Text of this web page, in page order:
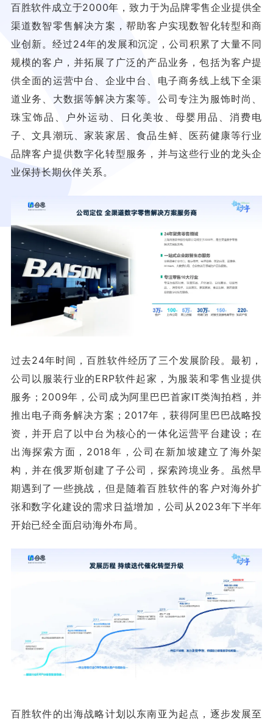
百胜软件成立于2000年，致力于为品牌零售企业提供全
渠道数智零售解决方案，帮助客户实现数智化转型和商
业创新。经过24年的发展和沉淀，公司积累了大量不同
规模的客户，并拓展了广泛的产品业务，包括为客户提
供全面的运营中台、企业中台、电子商务线上线下全渠
道业务、大数据等解决方案等。公司专注为服饰时尚、
珠宝饰品、户外运动、日化美妆、母婴用品、消费电
子、文具潮玩、家装家居、食品生鲜、医药健康等行业
品牌客户提供数字化转型服务，并与这些行业的龙头企
业保持长期伙伴关系。
过去24年时间，百胜软件经历了三个发展阶段。最初，
公司以服装行业的ERP软件起家，为服装和零售业提供
服务；2009年，公司成为阿里巴巴首家IT类淘拍档，并
推出电子商务解决方案；2017年，获得阿里巴巴战略投
资，并开启了以中台为核心的一体化运营平台建设；在
出海探索方面，2018年，公司在新加坡建立了海外架
构，并在俄罗斯创建了子公司，探索跨境业务。虽然早
期遇到了一些挑战，但是随着百胜软件的客户对海外扩
张和数字化建设的需求日益增加，公司从2023年下半年
开始已经全面启动海外布局。
百胜软件的出海战略计划以东南亚为起点，逐步发展至